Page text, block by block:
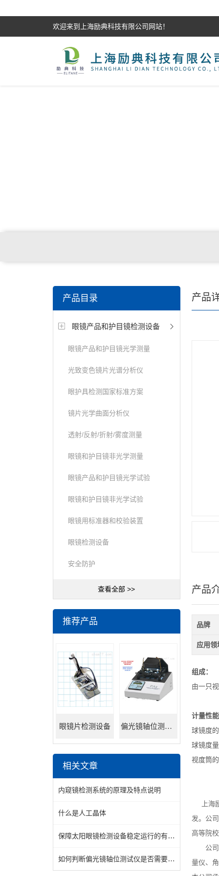
欢迎来到上海励典科技有限公司网站！
仪，角膜接触镜厚度测量仪，角膜接触镜折光仪，角
测试仪，人工晶状体疲劳试验仪等
产品目录
眼镜产品和护目镜检测设备
眼镜产品和护目镜光学测量
光致变色镜片光谱分析仪
眼护具检测国家标准方案
镜片光学曲面分析仪
透射/反射/折射/雾度测量
眼镜和护目镜非光学测量
眼镜产品和护目镜光学试验
眼镜和护目镜非光学试验
眼镜用标准器和校验装置
眼镜检测设备
安全防护
查看全部 >>
推荐产品
眼镜片检测设备 偏光镜轴位测试仪
相关文章
内窥镜检测系统的原理及特点说明
什么是人工晶体
保障太阳眼镜检测设备稳定运行的有效方法
如何判断偏光镜轴位测试仪是否需要清洗？
产品
产品
品牌
应用领
组成：
由一只
计量性
球镜度
球镜度
视度筒
上
发。公
高等院
公司长
量仪、